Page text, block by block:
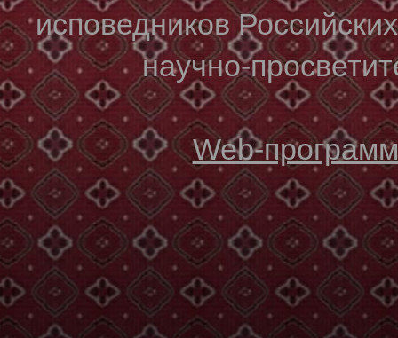
исповедников
научно-
Web-